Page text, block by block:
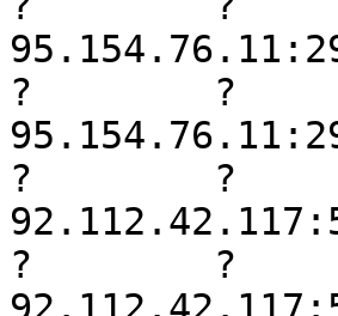
?        ?
?        ?
?        ?